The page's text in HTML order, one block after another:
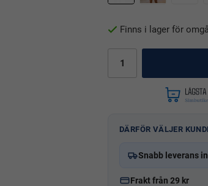
Finns i lager för
DÄRFÖR VÄLJER
Snabb leverans
Frakt från 29 kr